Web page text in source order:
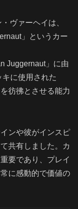
ヴァーヘイは、
」というカー
Juggernaut」に由
に使用された
彷彿とさせる能力
ンや彼がインスピ
共有しました。カ
要であり、プレイ
に感動的で価値の